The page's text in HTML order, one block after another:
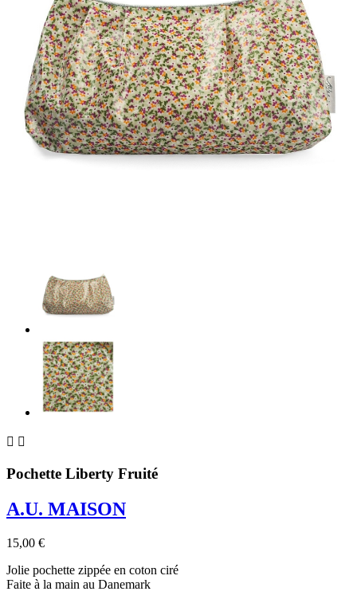
 
Pochette Liberty Fruité
A.U. MAISON
15,00 €
Jolie pochette zippée en coton ciré
Faite à la main au Danemark